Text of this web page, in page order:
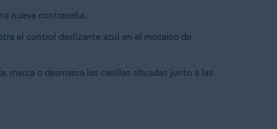
nueva contraseña.
el control deslizante azul en el mosaico de
marca o desmarca las casillas situadas junto a las